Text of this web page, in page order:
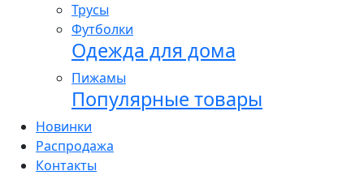
Трусы
Футболки
Одежда для дома
Пижамы
Популярные товары
Новинки
Распродажа
Контакты